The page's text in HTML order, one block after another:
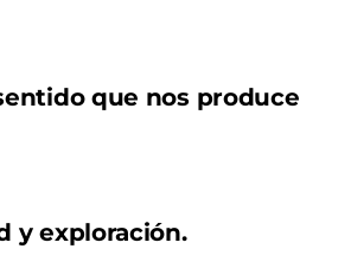
que nos produce
y exploración.